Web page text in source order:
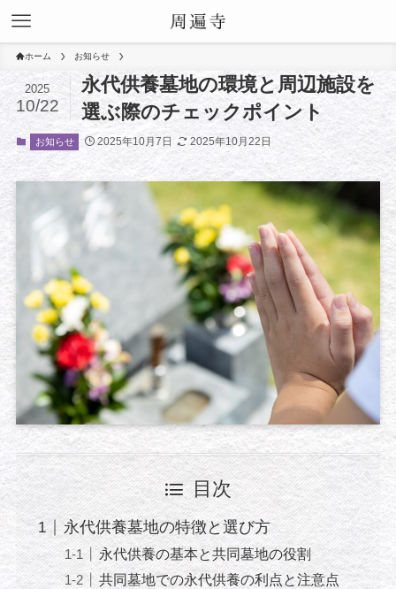
ホーム お知らせ
永代供養墓地の環境と周辺施設を
選ぶ際のチェックポイント
2025
10/22
お知らせ 2025年10月7日 2025年10月22日
目次
永代供養墓地の特徴と選び方
永代供養の基本と共同墓地の役割
共同墓地での永代供養の利点と注意点